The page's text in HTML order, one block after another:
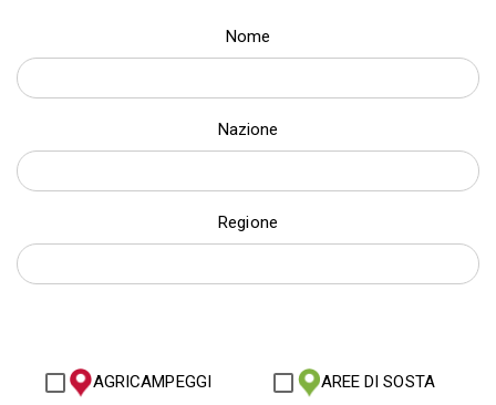
Nome
Nazione
Regione
AGRICAMPEGGI AREE DI SOSTA